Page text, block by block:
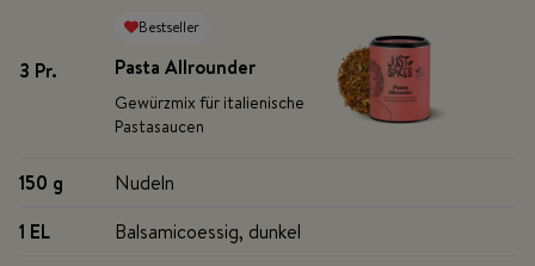
3 Pr.
Bestseller
Pasta Allrounder
Gewürzmix für italienische
Pastasaucen
150 g
Nudeln
1 EL
Balsamicoessig, dunkel